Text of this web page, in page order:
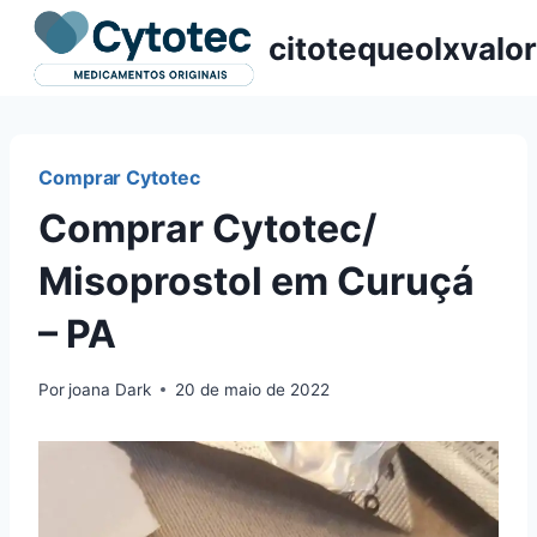
Pular
para
citotequeolxvalor
Comprar Cytotec
Comprar Cytotec/
Misoprostol em Curuçá
– PA
Por joana Dark 20 de maio de 2022